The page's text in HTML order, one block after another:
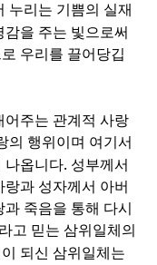
누리는 기쁨의 실재
을 주는 빛으로써
우리를 끌어당깁
어주는 관계적 사랑
의 행위이며 여기서
나옵니다. 성부께서
과 성자께서 아버
죽음을 통해 다시
고 믿는 삼위일체의
되신 삼위일체는